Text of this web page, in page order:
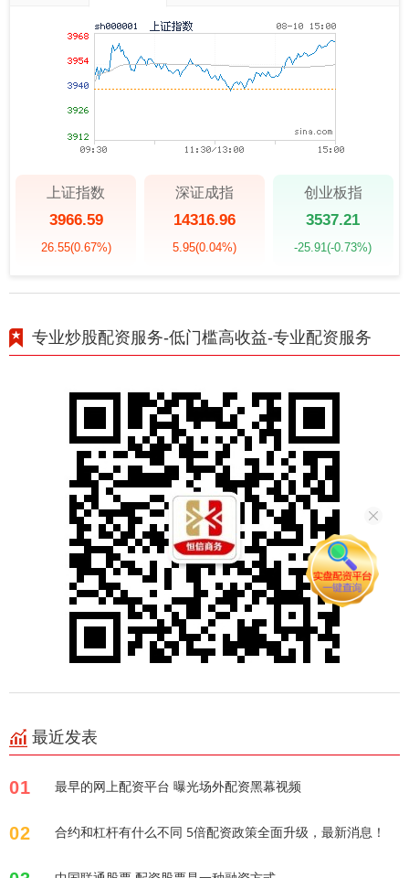
上证指数
3966.59
26.55(0.67%)
深证成指
14316.96
5.95(0.04%)
创业板指
3537.21
-25.91(-0.73%)
专业炒股配资服务-低门槛高收益-专业配资服务
最近发表
01 最早的网上配资平台 曝光场外配资黑幕视频
02 合约和杠杆有什么不同 5倍配资政策全面升级，最新消息！